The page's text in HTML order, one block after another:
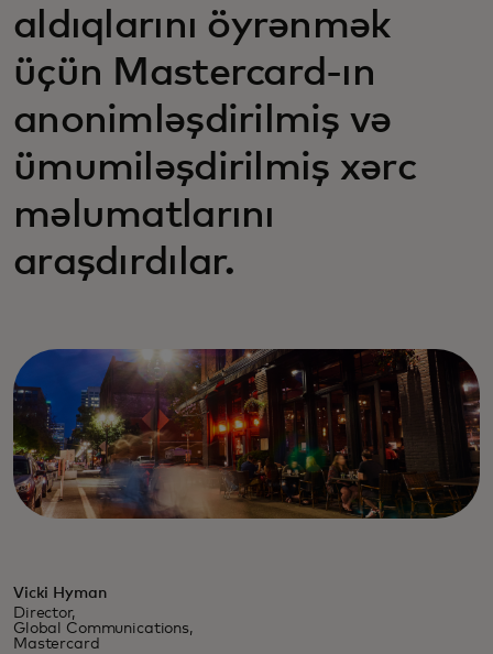
aldıqlarını öyrənmək
üçün Mastercard-ın
anonimləşdirilmiş və
ümumiləşdirilmiş xərc
məlumatlarını
araşdırdılar.
Vicki Hyman
Director,
Global Communications,
Mastercard